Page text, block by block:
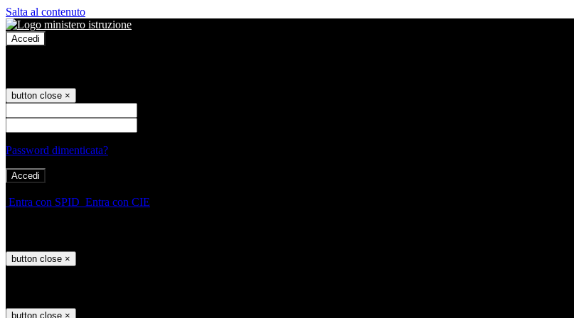
Salta al contenuto
Accedi
button close ×
Password dimenticata?
Entra con SPID Entra con CIE
button close ×
button close ×